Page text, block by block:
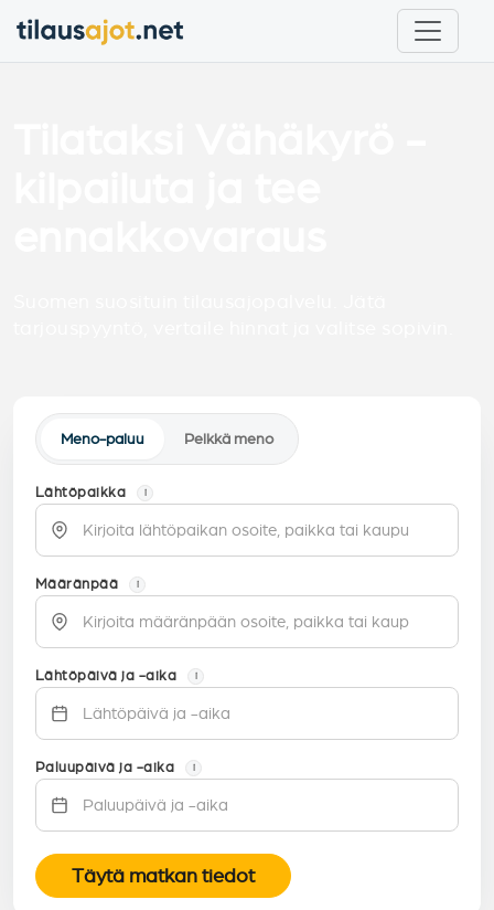
Meno-paluu Pelkkä meno
Lähtöpaikka i
Määränpää i
Lähtöpäivä ja -aika i
Paluupäivä ja -aika i
Täytä matkan tiedot